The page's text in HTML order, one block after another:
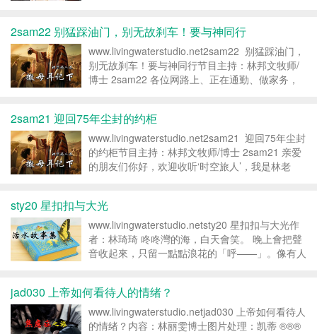
2sam22 别猛踩油门，别无故刹车！要与神同行
www.livingwaterstudio.net2sam22 别猛踩油门，
别无故刹车！要与神同行节目主持：林邦文牧师/
博士 2sam22 各位网路上、正在通勤、做家务，
2sam21 迎回75年尘封的约柜
www.livingwaterstudio.net2sam21 迎回75年尘封
的约柜节目主持：林邦文牧师/博士 2sam21 亲爱
的朋友们你好，欢迎收听‘时空旅人’，我是林老
sty20 星扣扣与大光
www.livingwaterstudio.netsty20 星扣扣与大光作
者：林琦琦 咚咚灣的海，白天會笑。 晚上會把聲
音收起來，只留一點點浪花的「呼——」。像有人
有...
jad030 上帝如何看待人的情绪？
www.livingwaterstudio.netjad030 上帝如何看待人
的情绪？内容：林丽雯博士图片处理：凯蒂 ®®®